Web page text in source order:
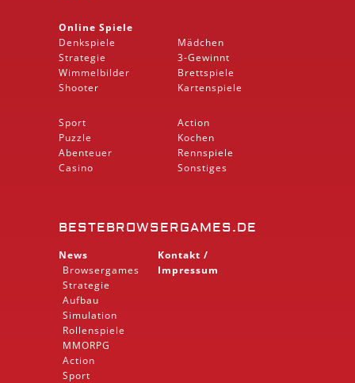
Online Spiele
Denkspiele
Strategie
Wimmelbilder
Shooter
Mädchen
3-Gewinnt
Brettspiele
Kartenspiele
Sport
Puzzle
Abenteuer
Casino
Action
Kochen
Rennspiele
Sonstiges
BESTEBROWSERGAMES.DE
News
Browsergames
Strategie
Aufbau
Simulation
Rollenspiele
MMORPG
Action
Sport
Kontakt /
Impressum